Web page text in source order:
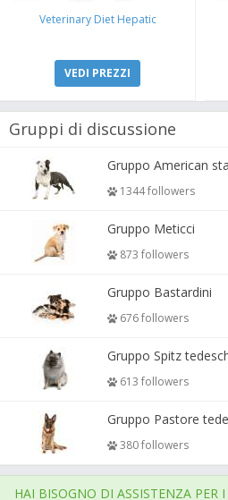
Veterinary Diet Hepatic
VEDI PREZZI
Gruppi di discussione
1344 followers
Gruppo Meticci
873 followers
Gruppo Bastardini
676 followers
Gruppo Spitz
613 followers
Gruppo Pastore
380 followers
HAI BISOGNO DI ASSISTENZA PER